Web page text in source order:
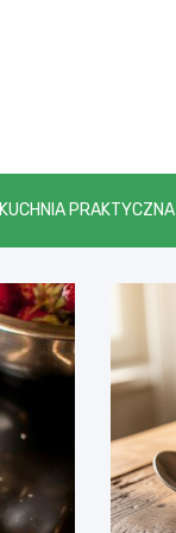
KUCHNIA PRAKTYCZNA